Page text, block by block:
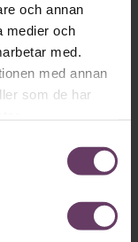
och annan
medier och
med.
med annan
som de har
våra
varje
och
och
ledare
– börja
kostnadsfritt.